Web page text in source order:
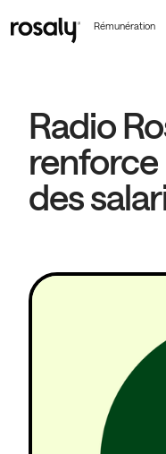
Rémunération
Radio
renforce
des